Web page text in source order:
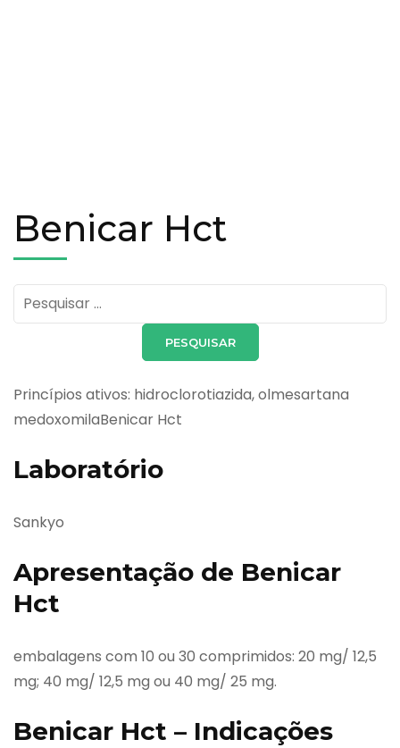
Benicar Hct
Pesquisar
por:
Princípios ativos: hidroclorotiazida, olmesartana
medoxomilaBenicar Hct
Laboratório
Sankyo
Apresentação de Benicar
Hct
embalagens com 10 ou 30 comprimidos: 20 mg/ 12,5
mg; 40 mg/ 12,5 mg ou 40 mg/ 25 mg.
Benicar Hct – Indicações